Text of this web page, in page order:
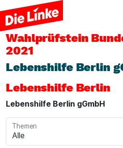
Wahlprüfstein
2021
Lebenshilfe Berlin
Lebenshilfe Berlin
Lebenshilfe Berlin gGmbH
Themen